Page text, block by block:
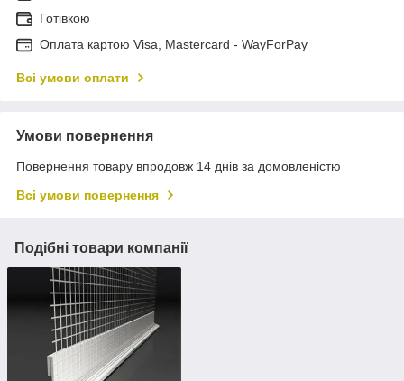
Готівкою
Оплата картою Visa, Mastercard - WayForPay
Всі умови оплати
Умови повернення
Повернення товару впродовж 14 днів за домовленістю
Всі умови повернення
Подібні товари компанії